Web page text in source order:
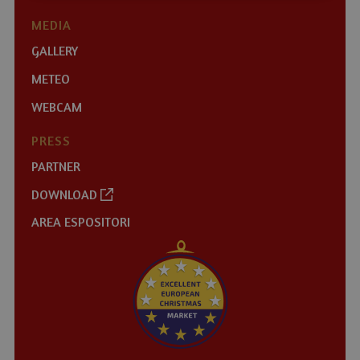
MEDIA
GALLERY
METEO
WEBCAM
PRESS
PARTNER
DOWNLOAD
AREA ESPOSITORI